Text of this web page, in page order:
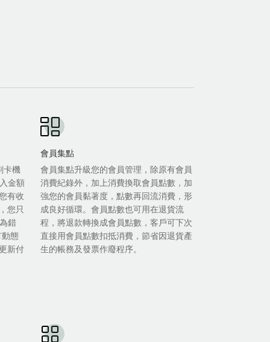
卡機
金額
有收
您只
錯
態
新付
會員集點
會員集點升級您的會員管理，除原有會員
消費紀錄外，加上消費換取會員點數，加
強您的會員黏著度，點數再回流消費，形
成良好循環。會員點數也可用在退貨流
程，將退款轉換成會員點數，客戶可下次
直接用會員點數扣抵消費，節省因退貨產
生的帳務及發票作廢程序。